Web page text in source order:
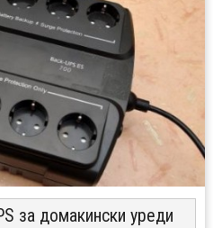
за домакински уреди